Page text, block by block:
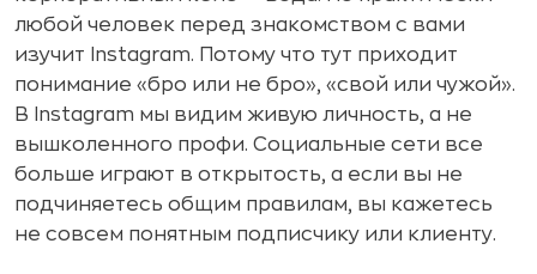
любой человек перед знакомством с вами
изучит Instagram. Потому что тут приходит
понимание «бро или не бро», «свой или чужой».
В Instagram мы видим живую личность, а не
вышколенного профи. Социальные сети все
больше играют в открытость, а если вы не
подчиняетесь общим правилам, вы кажетесь
не совсем понятным подписчику или клиенту.